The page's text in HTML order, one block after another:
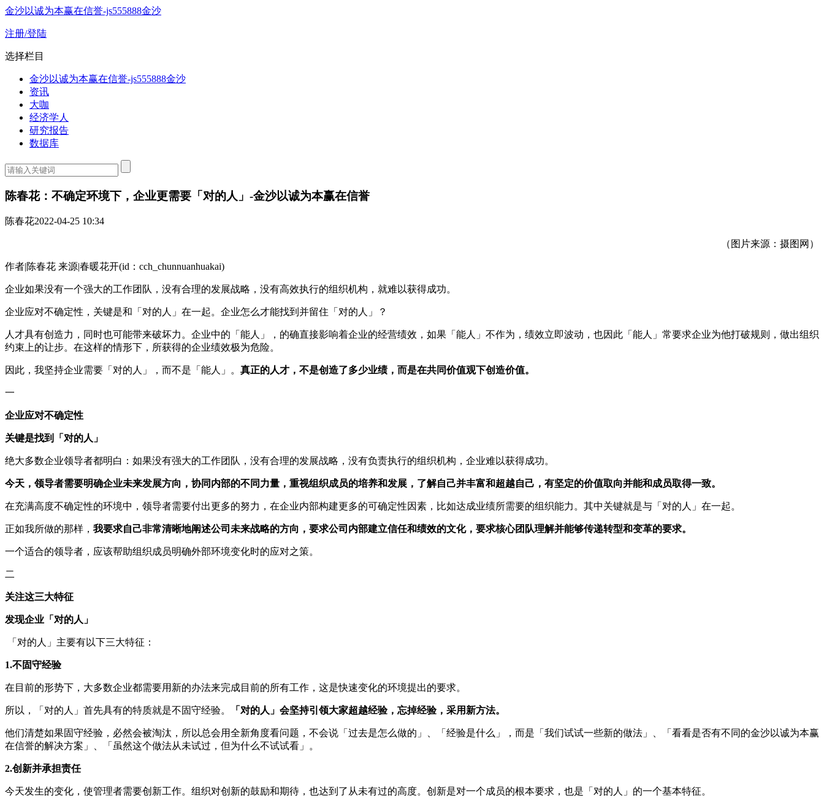
金沙以诚为本赢在信誉-js555888金沙
注册/登陆
选择栏目
金沙以诚为本赢在信誉-js555888金沙
资讯
大咖
经济学人
研究报告
数据库
陈春花：不确定环境下，企业更需要「对的人」-金沙以诚为本赢在信誉
陈春花2022-04-25 10:34
（图片来源：摄图网）
作者|陈春花 来源|春暖花开(id：cch_chunnuanhuakai)
企业如果没有一个强大的工作团队，没有合理的发展战略，没有高效执行的组织机构，就难以获得成功。
企业应对不确定性，关键是和「对的人」在一起。企业怎么才能找到并留住「对的人」？
人才具有创造力，同时也可能带来破坏力。企业中的「能人」，的确直接影响着企业的经营绩效，如果「能人」不作为，绩效立即波动，也因此「能人」常要求企业为他打破规则，做出组织
约束上的让步。在这样的情形下，所获得的企业绩效极为危险。
因此，我坚持企业需要「对的人」，而不是「能人」。 真正的人才，不是创造了多少业绩，而是在共同价值观下创造价值。
一
企业应对不确定性
关键是找到「对的人」
绝大多数企业领导者都明白：如果没有强大的工作团队，没有合理的发展战略，没有负责执行的组织机构，企业难以获得成功。
今天，领导者需要明确企业未来发展方向，协同内部的不同力量，重视组织成员的培养和发展，了解自己并丰富和超越自己，有坚定的价值取向并能和成员取得一致。
在充满高度不确定性的环境中，领导者需要付出更多的努力，在企业内部构建更多的可确定性因素，比如达成业绩所需要的组织能力。其中关键就是与「对的人」在一起。
正如我所做的那样， 我要求自己非常清晰地阐述公司未来战略的方向，要求公司内部建立信任和绩效的文化，要求核心团队理解并能够传递转型和变革的要求。
一个适合的领导者，应该帮助组织成员明确外部环境变化时的应对之策。
二
关注这三大特征
发现企业「对的人」
「对的人」主要有以下三大特征：
1.不固守经验
在目前的形势下，大多数企业都需要用新的办法来完成目前的所有工作，这是快速变化的环境提出的要求。
所以，「对的人」首先具有的特质就是不固守经验。 「对的人」会坚持引领大家超越经验，忘掉经验，采用新方法。
他们清楚如果固守经验，必然会被淘汰，所以总会用全新角度看问题，不会说「过去是怎么做的」、「经验是什么」，而是「我们试试一些新的做法」、「看看是否有不同的金沙以诚为本赢
在信誉的解决方案」、「虽然这个做法从未试过，但为什么不试试看」。
2.创新并承担责任
今天发生的变化，使管理者需要创新工作。组织对创新的鼓励和期待，也达到了从未有过的高度。创新是对一个成员的根本要求，也是「对的人」的一个基本特征。